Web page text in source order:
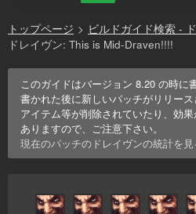
トップページ > ビルドガイド検索 -
ドレイヴン: This is Mid-Draven!!!!
このガイドはバージョン8.20 の時に
書かれた後に新しいパッチがリリース
アイテム等が削除されていたり、効
ありますので、ご注意下さい。
現在のパッチの ドレイヴンの統計を見